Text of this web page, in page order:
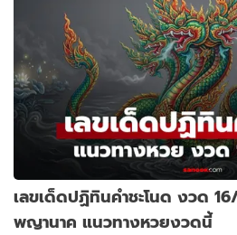
เลขเด็ดปฏิทินคำชะโนด งวด
พญานาค แนวทางหวยงวดนี้